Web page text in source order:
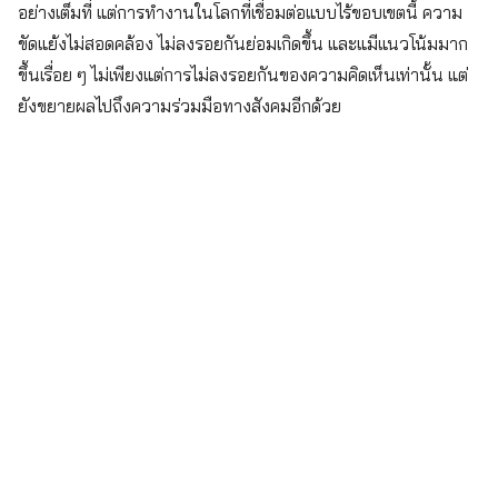
อย่างเต็มที่ แต่การทำงานในโลกที่เชื่อมต่อแบบไร้ขอบเขตนี้ ความ
ขัดแย้งไม่สอดคล้อง ไม่ลงรอยกันย่อมเกิดขึ้น และแมีแนวโน้มมาก
ขึ้นเรื่อย ๆ ไม่เพียงแต่การไม่ลงรอยกันของความคิดเห็นเท่านั้น แต่
ยังขยายผลไปถึงความร่วมมือทางสังคมอีกด้วย